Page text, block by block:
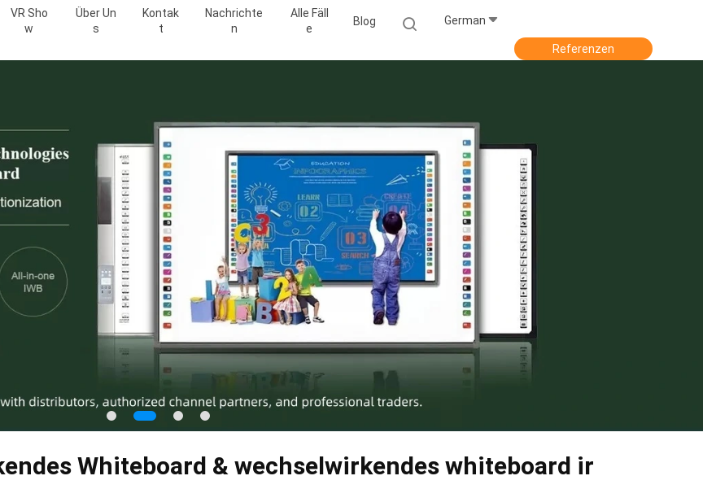
VR Sho
W
Über Un
S
Kontak
T
Nachrichte
N
Alle Fäll
E
Blog German
Referenzen
Whiteboard & wechselwirkendes whiteboard ir